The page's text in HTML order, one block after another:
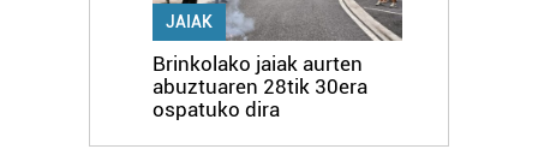
JAIAK
Brinkolako jaiak aurten
abuztuaren 28tik 30era
ospatuko dira